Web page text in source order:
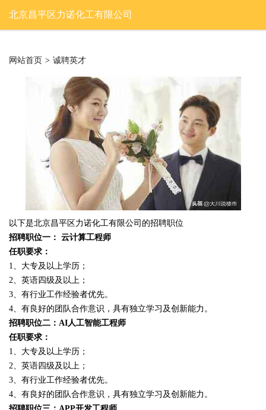
北京昌平区力诺化工有限公司
网站首页 > 诚聘英才
以下是北京昌平区力诺化工有限公司的招聘职位
招聘职位一： 云计算工程师
任职要求：
1、大专及以上学历；
2、英语四级及以上；
3、有行业工作经验者优先。
4、有良好的团队合作意识，具有独立学习及创新能力。
招聘职位二：AI人工智能工程师
任职要求：
1、大专及以上学历；
2、英语四级及以上；
3、有行业工作经验者优先。
4、有良好的团队合作意识，具有独立学习及创新能力。